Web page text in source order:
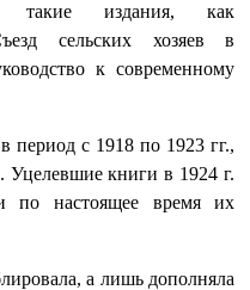
такие издания, как
сельских хозяев в
к современному
период с 1918 по 1923 гг.,
Уцелевшие книги в 1924 г.
настоящее время их
а лишь дополняла